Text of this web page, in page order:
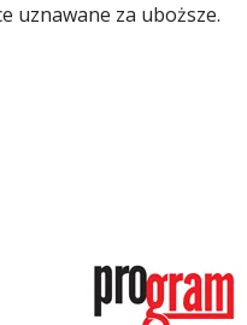
uznawane za uboższe.